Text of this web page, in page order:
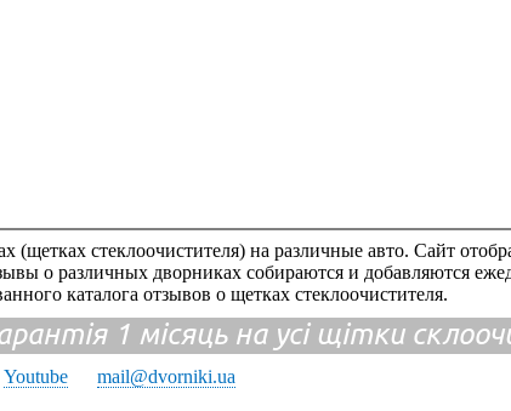
стеклоочистителя) на различные авто. Сайт
о различных дворниках собираются и добавляются
каталога отзывов о щетках стеклоочистителя.
1 місяць на усі щітки
Youtube mail@dvorniki.ua